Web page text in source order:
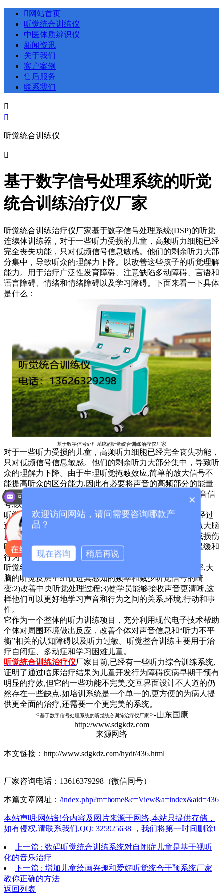
 网站首页
听觉统合训练仪
中医体质辨识仪
新闻资讯
关于我们
客户案例
售后服务
联系我们


听觉统合训练仪

基于数字信号处理系统的听觉
统合训练治疗仪厂家
听觉统合训练治疗仪厂家基于数字信号处理系统(DSP)的听觉
连续体训练器， 对于一些听力受损的儿童，高频听力细胞已经
完全丧失功能，只对低频信号信息敏感。他们的剩余听力大部
分集中，导致听众的理解力下降。以改善这些孩子的听觉理解
能力。
用于治疗广泛性发育障碍、注意缺陷多动障碍、言语和
语言障碍、情绪和情绪障碍以及学习障碍。下面来看一下具体
是什么：
基于数字信号处理系统的听觉统合训练治疗仪厂家
对于一些听力受损的儿童，高频听力细胞已经完全丧失功能，
只对低频信号信息敏感。他们的剩余听力大部分集中，导致听
众的理解力下降。由于生理听觉掩蔽效应,简单的放大信号不
能提高听众的区分能力,因此有必要将声音的高频部分的能量
较低频率区域,也就是说,使用频率改变压缩技术来处理声音信
号,以改善这些孩子的听觉理解能力。
听觉综合训练(AIT)是一种特殊的音乐疗法，通过听一组经过
过滤和调制的音乐来纠正听觉系统的声音不协调，并刺激大脑
皮层来改善行为和情绪障碍。当儿童的听力天生有缺陷或损伤
时，他们对周围环境的感知扭曲，往往会导致语言发育迟缓和
行为情感障碍。
听觉统合训练治疗仪原则如下:1)通过过滤过于敏感的频率,大
脑的听觉皮层重组促进其感知的频率和减少听觉信号的畸
变;2)改善中央听觉处理过程;3)使学员能够接收声音更清晰,这
样他们可以更好地学习声音和行为之间的关系,环境,行动和事
件。
它作为一个整体的听力训练项目，充分利用现代电子技术帮助
个体对周围环境做出反应，改善个体对声音信息和“听力不平
衡”相关的认知障碍以及听力过敏。听觉整合训练主要用于治
疗自闭症、多动症和学习困难儿童。
听觉统合训练治疗仪厂家 目前,已经有一些听力综合训练系统,
证明了通过临床治疗结果为儿童开发行为障碍疾病早期干预有
明显的疗效,但它的一些功能不完美,交互界面设计不人道的仍
然存在一些缺点,如培训系统是一个单一的,更方便的为病人提
供更全面的治疗,还需要一个更完美的系统。
<基于数字信号处理系统的听觉统合训练治疗仪厂家>-山东国康
http://www.sdgkdz.com
来源网络
本文链接：http://www.sdgkdz.com/hydt/436.html
厂家咨询电话：13616379298（微信同号）
本篇文章网址： /index.php?m=home&c=View&a=index&aid=436
本站声明:网站部分内容及图片来源于网络,本站只提供存储，
如有侵权,请联系我们,QQ: 325925638 ，我们将第一时间删除!
上一篇 : 数码听觉统合训练系统对自闭症儿童是基于视听
化的音乐治疗
下一篇 : 增加儿童绘画兴趣和爱好听觉统合干预系统厂家
教你正确的方法
返回列表
×
欢迎访问网站，请问需要咨询哪款产
品？
现在咨询 稍后再说